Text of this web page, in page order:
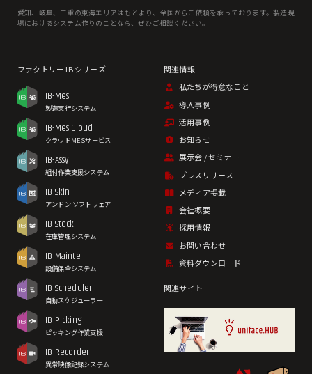
愛知、岐⾩、三重の東海エリアはもとより、全国からご依頼を承っております。製造現
場におけるシステム作りのことなら、ぜひご相談ください。
IB-Mes
製造実行システム
IB-Mes Cloud
クラウドMESサービス
IB-Assy
組付作業支援システム
IB-Skin
アンドン ソフトウェア
IB-Stock
在庫管理システム
IB-Mainte
設備保全システム
IB-Scheduler
自動スケジューラー
IB-Picking
ピッキング作業支援
IB-Recorder
異常映像記録システム
私たちが得意なこと
導入事例
活用事例
お知らせ
展示会 / セミナー
プレスリリース
メディア掲載
会社概要
採用情報
お問い合わせ
資料ダウンロード
関連サイト